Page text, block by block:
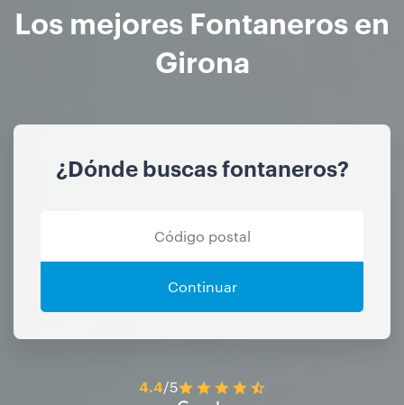
Los mejores Fontaneros en
Girona
¿Dónde buscas fontaneros?
Continuar
4.4/5